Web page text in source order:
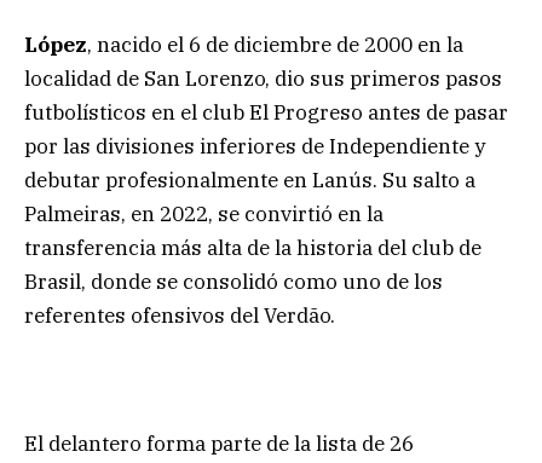
López, nacido el 6 de diciembre de 2000 en la
localidad de San Lorenzo, dio sus primeros pasos
futbolísticos en el club El Progreso antes de pasar
por las divisiones inferiores de Independiente y
debutar profesionalmente en Lanús. Su salto a
Palmeiras, en 2022, se convirtió en la
transferencia más alta de la historia del club de
Brasil, donde se consolidó como uno de los
referentes ofensivos del Verdão.
El delantero forma parte de la lista de 26